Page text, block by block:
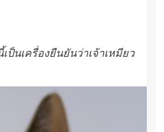
ป็นเครื่องยืนยันว่าเจ้าเหมียว